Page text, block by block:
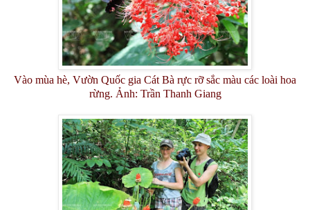
Vào mùa hè, Vườn Quốc gia Cát Bà rực rỡ sắc màu các loài hoa
rừng. Ảnh: Trần Thanh Giang